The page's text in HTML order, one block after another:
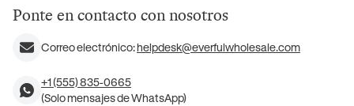
Ponte en contacto con nosotros
Correo electrónico:helpdesk@everfulwholesale.com
+1 (555) 835-0665
(Solo mensajes de WhatsApp)